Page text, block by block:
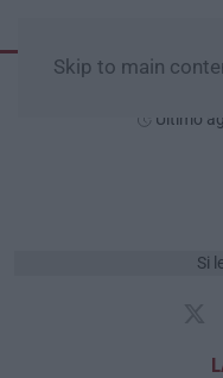
Skip to main
Ultimo
Si